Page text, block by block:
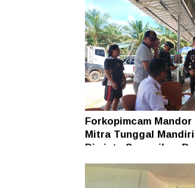
Forkopimcam
Mitra Tunggal
Diminta Sampaikan